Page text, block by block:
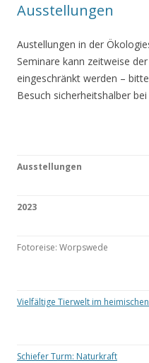
Ausstellungen
Austellungen in der
Seminare kann zeitweise
eingeschränkt werden –
Besuch sicherheitshalber bei
Ausstellungen
2023
Fotoreise: Worpswede
Vielfältige Tierwelt im
Schiefer Turm: Naturkraft